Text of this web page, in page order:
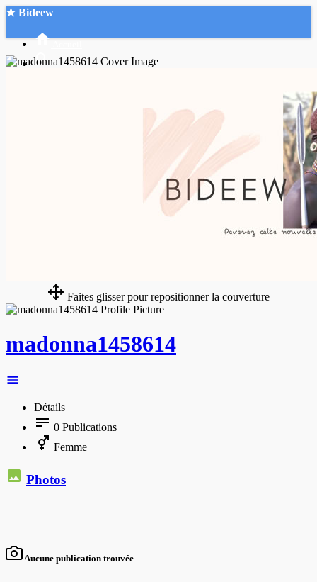
★ Bideew
Faites glisser pour repositionner la couverture
madonna1458614
Détails
0 Publications
Femme
Photos
Aucune publication trouvée